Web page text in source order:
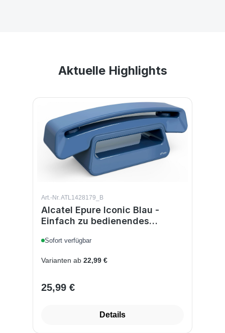
Aktuelle Highlights
Produktgalerie überspringen
Art.-Nr. ATL1428179_B
Alcatel Epure Iconic Blau -
Einfach zu bedienendes
Telefon, mit Freisprechfunktion
Anrufen Ohne
Sofort verfügbar
Varianten ab 22,99 €
Regulärer Preis:
25,99 €
Details